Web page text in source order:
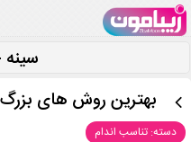
سینه
بهترین روش های
دسته: تناسب اندام